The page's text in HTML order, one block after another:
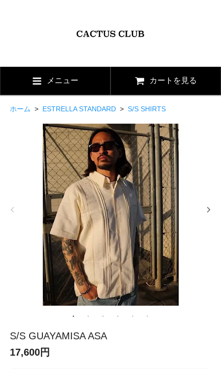
メニュー カートを見る
ホーム > ESTRELLA STANDARD > S/S SHIRTS
S/S GUAYAMISA ASA
17,600円